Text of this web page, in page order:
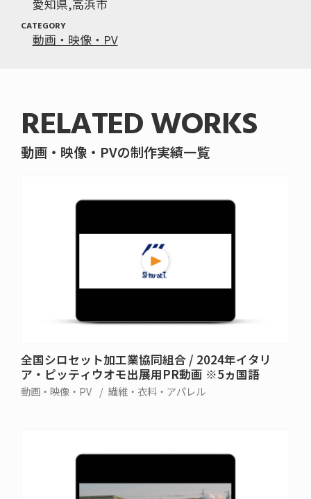
愛知県 高浜市
CATEGORY
動画・映像・PV
RELATED WORKS
動画・映像・PVの制作実績一覧
全国シロセット加工業協同組合 / 2024年イタリ
ア・ピッティウオモ出展用PR動画 ※5ヵ国語
動画・映像・PV 繊維・衣料・アパレル